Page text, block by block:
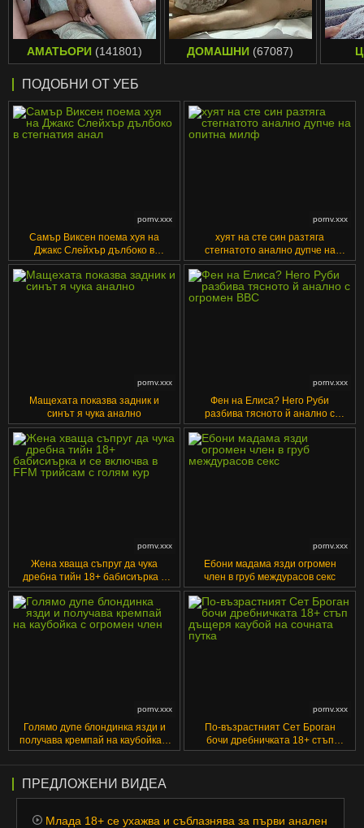
АМАТЬОРИ (141801) ДОМАШНИ (67087)
ПОДОБНИ ОТ УЕБ
pornv.xxx
Самър Виксен поема хуя на
Джакс Слейхър дълбоко в
стегнатия анал
pornv.xxx
хуят на сте син разтяга
стегнатото анално дупче на
опитна милф
pornv.xxx
Мащехата показва задник и
синът я чука анално
pornv.xxx
Фен на Елиса? Него Руби
разбива тясното й анално с
огромен BBC
pornv.xxx
Жена хваща съпруг да чука
дребна тийн 18+ бабисиърка и
се включва в FFM трийсам с
голям кур
pornv.xxx
Ебони мадама язди огромен
член в груб междурасов секс
pornv.xxx
Голямо дупе блондинка язди и
получава кремпай на каубойка с
огромен член
pornv.xxx
По-възрастният Сет Броган
бочи дребничката 18+ стъп
дъщеря каубой на сочната путка
ПРЕДЛОЖЕНИ ВИДЕА
Млада 18+ се ухажва и съблазнява за първи анален